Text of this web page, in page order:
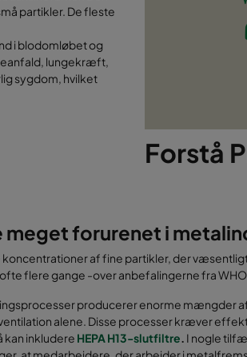
partikler. De fleste
i blodomløbet og
lungekræft,
sygdom, hvilket
Forstå
forurenet i
af fine partikler, der
flere gange -over anbefalingerne fra
producerer enorme mængder
alene. Disse processer kræver
inkludere HEPA H13-slutfiltre. I nogle